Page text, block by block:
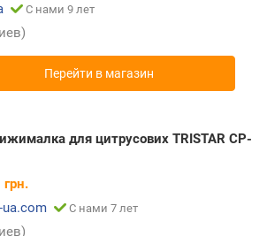
С нами 9 лет
Перейти в магазин
для цитрусових TRISTAR CP-
грн.
ua.com
С нами 7 лет